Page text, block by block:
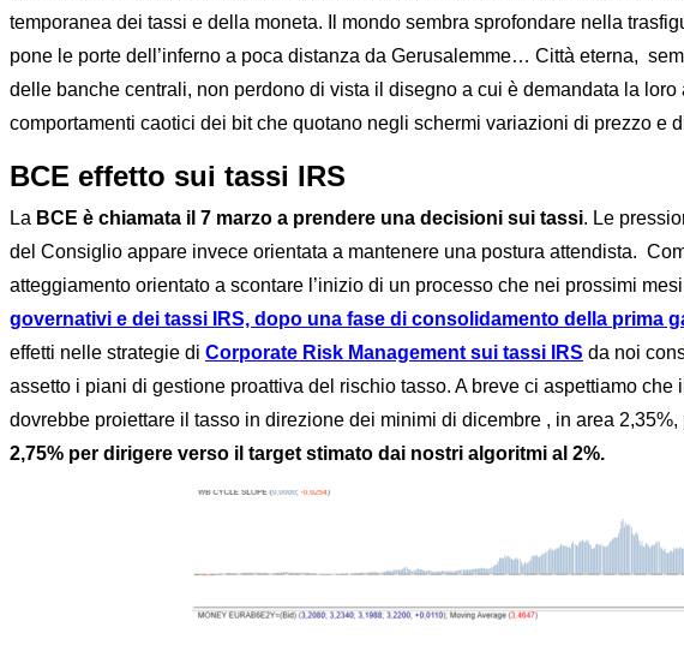
temporanea dei tassi e della moneta. Il mondo sembra sprofondare nella
pone le porte dell’inferno a poca distanza da Gerusalemme… Città eterna,
delle banche centrali, non perdono di vista il disegno a cui è demandata la
comportamenti caotici dei bit che quotano negli schermi variazioni di prezzo e
BCE effetto sui tassi IRS
La BCE è chiamata il 7 marzo a prendere una decisioni sui tassi. Le
del Consiglio appare invece orientata a mantenere una postura attendista.
atteggiamento orientato a scontare l’inizio di un processo che nei prossimi
governativi e dei tassi IRS, dopo una fase di consolidamento della prima
effetti nelle strategie di Corporate Risk Management sui tassi IRS da noi
assetto i piani di gestione proattiva del rischio tasso. A breve ci aspettiamo
dovrebbe proiettare il tasso in direzione dei minimi di dicembre , in area
2,75% per dirigere verso il target stimato dai nostri algoritmi al 2%.